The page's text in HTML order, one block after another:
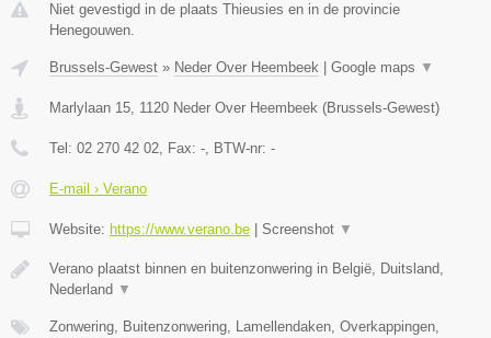
Niet gevestigd in de plaats Thieusies en in de provincie
Henegouwen.
Brussels-Gewest » Neder Over Heembeek Google maps ▼
Marlylaan 15, 1120 Neder Over Heembeek (Brussels-Gewest)
Tel: 02 270 42 02, Fax: -, BTW-nr: -
E-mail › Verano
Website: https://www.verano.be Screenshot ▼
Verano plaatst binnen en buitenzonwering in België, Duitsland,
Nederland ▼
Zonwering, Buitenzonwering, Lamellendaken, Overkappingen,